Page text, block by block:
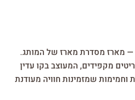
— מארז מסדרת מארז של המותג.
מקפידים, המעוצב בקו עדין
וחמימות שמזמינות חוויה מעודנת